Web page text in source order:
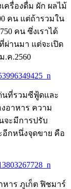
ครื่องดื่ม ผัก ผลไม้
คน แต่ถ้ารวมใน
คน ซึ่งเราได้
ผ่านมา แต่จะเปิด
.ค.2560
นที่รวมซีฟู้ดและ
อาหาร ความ
จะมีการปรับ
อีกหนึ่งจุดขาย คือ
าร ภูเก็ต ฟิชมาร์